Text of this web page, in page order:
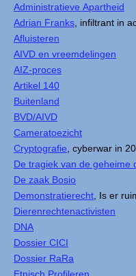
Administratieve Apartheid
Adrian Franks , infiltrant in
Afluisteren
AIVD en vreemdelingen
AIZ-proces
Artikel 140
Buitenland
BVD/AIVD
Cameratoezicht
Cryptografie , cyberwar in
De tragiek van de geheime
De zaak Bosio
Demonstratierecht , Is er
Dierenrechtenactivisten
DNA
Dossier CICI
Dossier RaRa